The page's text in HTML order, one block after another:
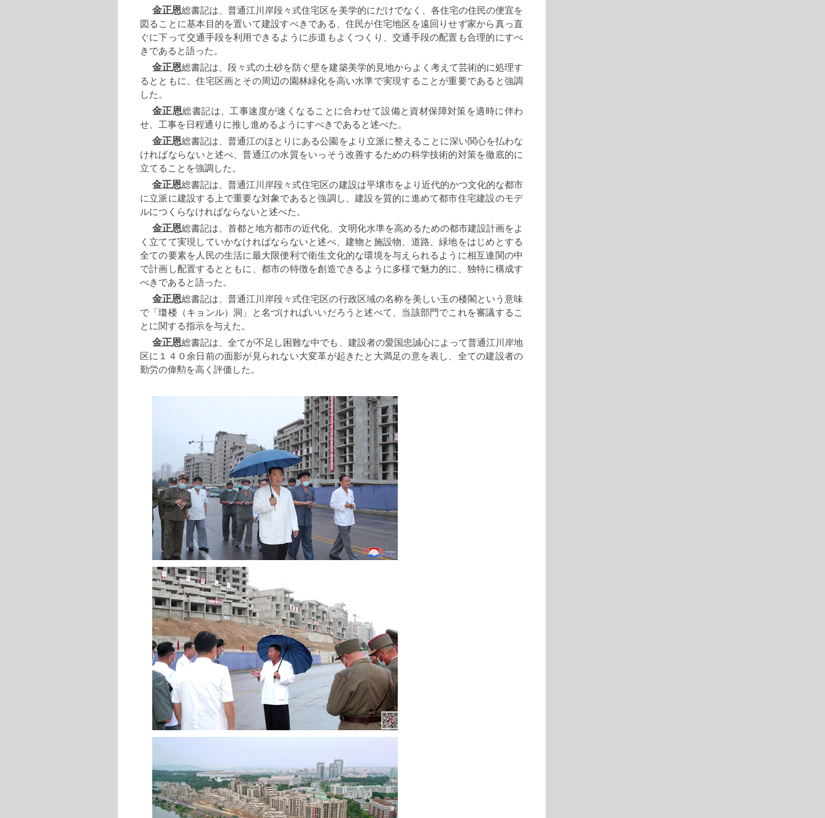
金正恩総書記は、普通江川岸段々式住宅区を美学的にだけでなく、各住宅の住民の便宜を
図ることに基本目的を置いて建設すべきである、住民が住宅地区を遠回りせず家から真っ直
ぐに下って交通手段を利用できるように歩道もよくつくり、交通手段の配置も合理的にすべ
きであると語った。
金正恩総書記は、段々式の土砂を防ぐ壁を建築美学的見地からよく考えて芸術的に処理す
るとともに、住宅区画とその周辺の園林緑化を高い水準で実現することが重要であると強調
した。
金正恩総書記は、工事速度が速くなることに合わせて設備と資材保障対策を適時に伴わ
せ、工事を日程通りに推し進めるようにすべきであると述べた。
金正恩総書記は、普通江のほとりにある公園をより立派に整えることに深い関心を払わな
ければならないと述べ、普通江の水質をいっそう改善するための科学技術的対策を徹底的に
立てることを強調した。
金正恩総書記は、普通江川岸段々式住宅区の建設は平壌市をより近代的かつ文化的な都市
に立派に建設する上で重要な対象であると強調し、建設を質的に進めて都市住宅建設のモデ
ルにつくらなければならないと述べた。
金正恩総書記は、首都と地方都市の近代化、文明化水準を高めるための都市建設計画をよ
く立てて実現していかなければならないと述べ、建物と施設物、道路、緑地をはじめとする
全ての要素を人民の生活に最大限便利で衛生文化的な環境を与えられるように相互連関の中
で計画し配置するとともに、都市の特徴を創造できるように多様で魅力的に、独特に構成す
べきであると語った。
金正恩総書記は、普通江川岸段々式住宅区の行政区域の名称を美しい玉の楼閣という意味
で「瓊楼（キョンル）洞」と名づければいいだろうと述べて、当該部門でこれを審議するこ
とに関する指示を与えた。
金正恩総書記は、全てが不足し困難な中でも、建設者の愛国忠誠心によって普通江川岸地
区に１４０余日前の面影が見られない大変革が起きたと大満足の意を表し、全ての建設者の
勤労の偉勲を高く評価した。